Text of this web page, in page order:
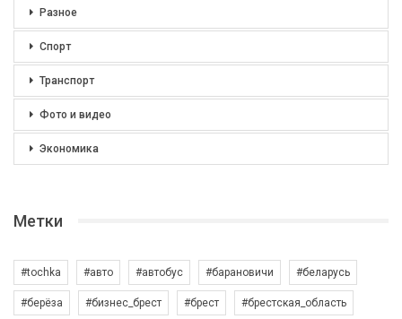
Разное
Спорт
Транспорт
Фото и видео
Экономика
Метки
#tochka #авто #автобус #барановичи #беларусь
#берёза #бизнес_брест #брест #брестская_область